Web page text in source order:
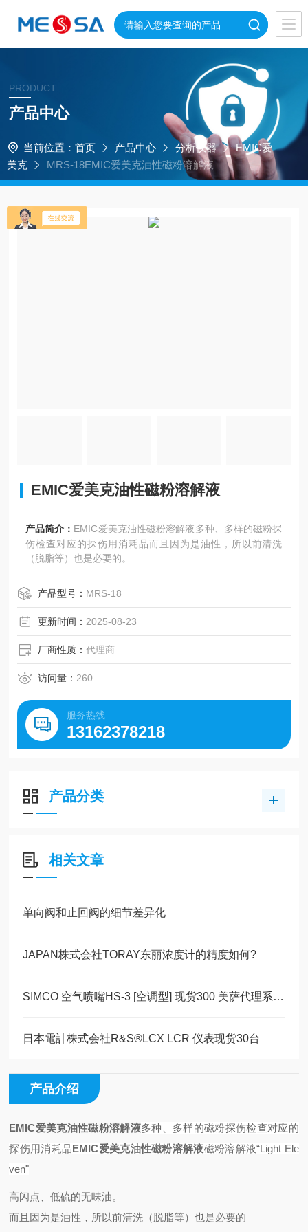
PRODUCT
产品中心
当前位置： 首页 产品中心 分析仪器
EMIC爱
美克
MRS-18EMIC爱美克油性磁粉溶解液
EMIC爱美克油性磁粉溶解液
产品简介： EMIC爱美克油性磁粉溶解液多种、多样的磁粉探
伤检查对应的探伤用消耗品而且因为是油性，所以前清洗
（脱脂等）也是必要的。
产品型号： MRS-18
更新时间： 2025-08-23
厂商性质：代理商
访问量： 260
服务热线
13162378218
产品分类
相关文章
单向阀和止回阀的细节差异化
JAPAN株式会社TORAY东丽浓度计的精度如何?
SIMCO 空气喷嘴HS-3 [空调型] 现货300 美萨代理系列 速来
日本電計株式会社R&S®LCX LCR 仪表现货30台
产品介绍
EMIC爱美克油性磁粉溶解液多种、多样的磁粉探伤检查对应的
探伤用消耗品EMIC爱美克油性磁粉溶解液磁粉溶解液“Light Ele
ven"
高闪点、低硫的无味油。
而且因为是油性，所以前清洗（脱脂等）也是必要的